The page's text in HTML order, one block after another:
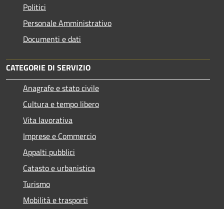
Politici
Personale Amministrativo
Documenti e dati
CATEGORIE DI SERVIZIO
Anagrafe e stato civile
Cultura e tempo libero
Vita lavorativa
Imprese e Commercio
Appalti pubblici
Catasto e urbanistica
Turismo
Mobilità e trasporti